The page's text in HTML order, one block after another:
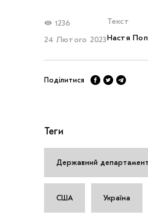
1236
24 Лютого 2023
Текст
Настя
Поділитися
Теги
Державний
США Україна